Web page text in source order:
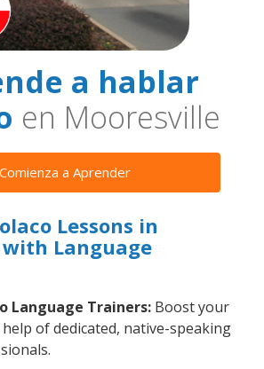
a hablar
en Mooresville
Comienza a Aprender
Lessons in
Language
Language Trainers: Boost your
of dedicated, native-speaking